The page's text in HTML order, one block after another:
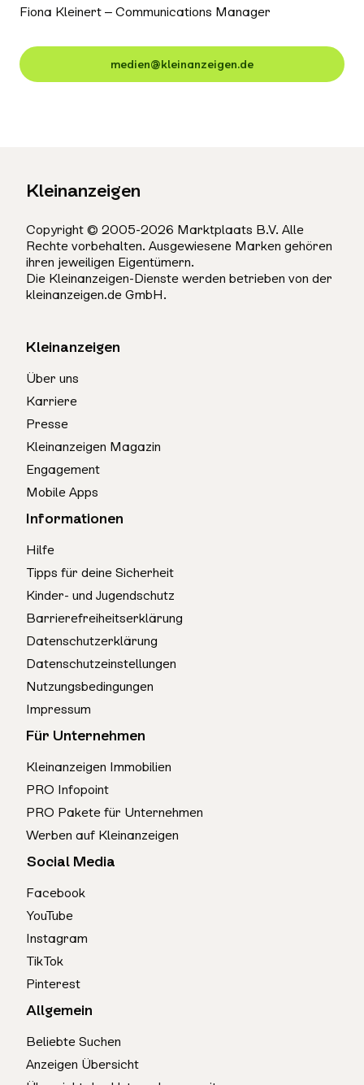
Fiona Kleinert – Communications Manager
medien@kleinanzeigen.de
Kleinanzeigen
Copyright © 2005-2026 Marktplaats B.V. Alle
Rechte vorbehalten. Ausgewiesene Marken gehören
ihren jeweiligen Eigentümern.
Die Kleinanzeigen-Dienste werden betrieben von der
kleinanzeigen.de GmbH.
Kleinanzeigen
Über uns
Karriere
Presse
Kleinanzeigen Magazin
Engagement
Mobile Apps
Informationen
Hilfe
Tipps für deine Sicherheit
Kinder- und Jugendschutz
Barrierefreiheitserklärung
Datenschutzerklärung
Datenschutzeinstellungen
Nutzungsbedingungen
Impressum
Für Unternehmen
Kleinanzeigen Immobilien
PRO Infopoint
PRO Pakete für Unternehmen
Werben auf Kleinanzeigen
Social Media
Facebook
YouTube
Instagram
TikTok
Pinterest
Allgemein
Beliebte Suchen
Anzeigen Übersicht